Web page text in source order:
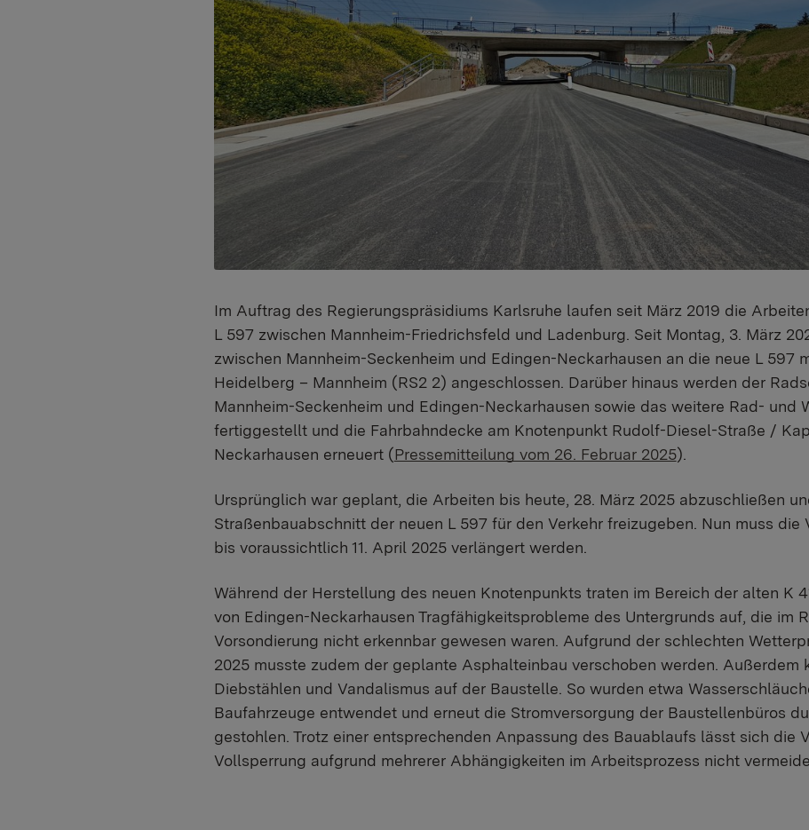
Im Auftrag des Regierungspräsidiums Karlsruhe laufen seit März 2019 die
L 597 zwischen Mannheim-Friedrichsfeld und Ladenburg. Seit Montag, 3. März
zwischen Mannheim-Seckenheim und Edingen-Neckarhausen an die neue L 597
Heidelberg – Mannheim (RS2 2) angeschlossen. Darüber hinaus werden der
Mannheim-Seckenheim und Edingen-Neckarhausen sowie das weitere Rad- und
fertiggestellt und die Fahrbahndecke am Knotenpunkt Rudolf-Diesel-Straße /
Neckarhausen erneuert (Pressemitteilung vom 26. Februar 2025).
Ursprünglich war geplant, die Arbeiten bis heute, 28. März 2025 abzuschließen
Straßenbauabschnitt der neuen L 597 für den Verkehr freizugeben. Nun muss die
bis voraussichtlich 11. April 2025 verlängert werden.
Während der Herstellung des neuen Knotenpunkts traten im Bereich der alten K
von Edingen-Neckarhausen Tragfähigkeitsprobleme des Untergrunds auf, die im
Vorsondierung nicht erkennbar gewesen waren. Aufgrund der schlechten
2025 musste zudem der geplante Asphalteinbau verschoben werden. Außerdem
Diebstählen und Vandalismus auf der Baustelle. So wurden etwa
Baufahrzeuge entwendet und erneut die Stromversorgung der Baustellenbüros
gestohlen. Trotz einer entsprechenden Anpassung des Bauablaufs lässt sich die
Vollsperrung aufgrund mehrerer Abhängigkeiten im Arbeitsprozess nicht